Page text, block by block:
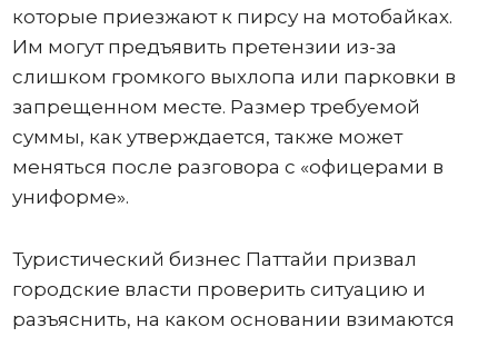
которые приезжают к пирсу на мотобайках.
Им могут предъявить претензии из-за
слишком громкого выхлопа или парковки в
запрещенном месте. Размер требуемой
суммы, как утверждается, также может
меняться после разговора с «офицерами в
униформе».
Туристический бизнес Паттайи призвал
городские власти проверить ситуацию и
разъяснить, на каком основании взимаются